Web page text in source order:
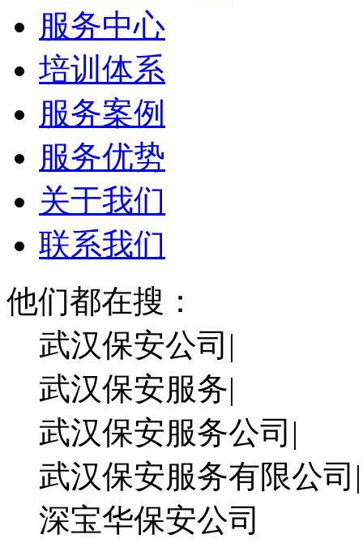
服务中心
培训体系
服务案例
服务优势
关于我们
联系我们
他们都在搜：
武汉保安公司|
武汉保安服务|
武汉保安服务公司|
武汉保安服务有限公司|
深宝华保安公司